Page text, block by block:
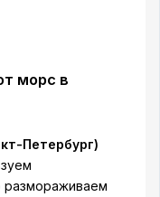
морс в
Петербург)